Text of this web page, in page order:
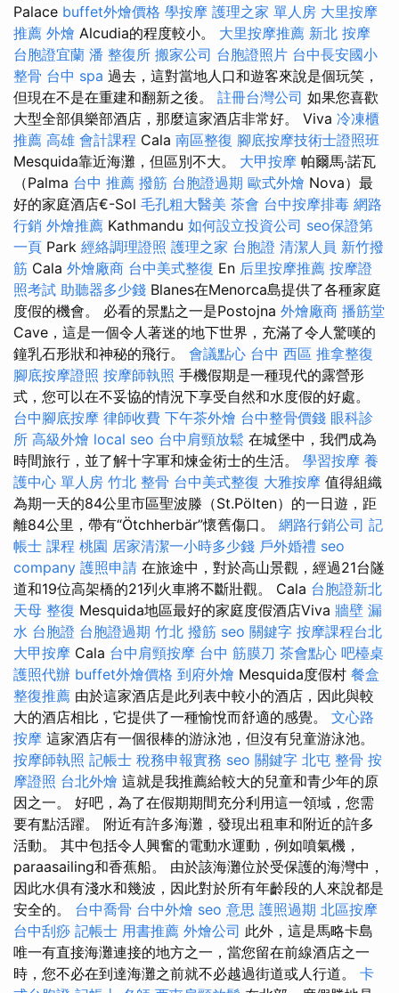
Palace buffet外燴價格 學按摩 護理之家 單人房 大里按摩
推薦 外燴 Alcudia的程度較小。 大里按摩推薦 新北 按摩
台胞證宜蘭 潘 整復所 搬家公司 台胞證照片 台中長安國小
整骨 台中 spa 過去，這對當地人口和遊客來說是個玩笑，
但現在不是在重建和翻新之後。 註冊台灣公司 如果您喜歡
大型全部俱樂部酒店，那麼這家酒店非常好。 Viva 冷凍櫃
推薦 高雄 會計課程 Cala 南區整復 腳底按摩技術士證照班
Mesquida靠近海灘，但區別不大。 大甲按摩 帕爾馬·諾瓦
（Palma 台中 推薦 撥筋 台胞證過期 歐式外燴 Nova）最
好的家庭酒店€-Sol 毛孔粗大醫美 茶會 台中按摩排毒 網路
行銷 外燴推薦 Kathmandu 如何設立投資公司 seo保證第
一頁 Park 經絡調理證照 護理之家 台胞證 清潔人員 新竹撥
筋 Cala 外燴廠商 台中美式整復 En 后里按摩推薦 按摩證
照考試 助聽器多少錢 Blanes在Menorca島提供了各種家庭
度假的機會。 必看的景點之一是Postojna 外燴廠商 播筋堂
Cave，這是一個令人著迷的地下世界，充滿了令人驚嘆的
鐘乳石形狀和神秘的飛行。 會議點心 台中 西區 推拿整復
腳底按摩證照 按摩師執照 手機假期是一種現代的露營形
式，您可以在不妥協的情況下享受自然和水度假的好處。
台中腳底按摩 律師收費 下午茶外燴 台中整骨價錢 眼科診
所 高級外燴 local seo 台中肩頸放鬆 在城堡中，我們成為
時間旅行，並了解十字軍和煉金術士的生活。 學習按摩 養
護中心 單人房 竹北 整骨 台中美式整復 大雅按摩 值得組織
為期一天的84公里市區聖波滕（St.Pölten）的一日遊，距
離84公里，帶有“Ötchherbär”懷舊傷口。 網路行銷公司 記
帳士 課程 桃園 居家清潔一小時多少錢 戶外婚禮 seo
company 護照申請 在旅途中，對於高山景觀，經過21台隧
道和19位高架橋的21列火車將不斷壯觀。 Cala 台胞證新北
天母 整復 Mesquida地區最好的家庭度假酒店Viva 牆壁 漏
水 台胞證 台胞證過期 竹北 撥筋 seo 關鍵字 按摩課程台北
大甲按摩 Cala 台中肩頸按摩 台中 筋膜刀 茶會點心 吧檯桌
護照代辦 buffet外燴價格 到府外燴 Mesquida度假村 餐盒
整復推薦 由於這家酒店是此列表中較小的酒店，因此與較
大的酒店相比，它提供了一種愉悅而舒適的感覺。 文心路
按摩 這家酒店有一個很棒的游泳池，但沒有兒童游泳池。
按摩師執照 記帳士 稅務申報實務 seo 關鍵字 北屯 整骨 按
摩證照 台北外燴 這就是我推薦給較大的兒童和青少年的原
因之一。 好吧，為了在假期期間充分利用這一領域，您需
要有點活躍。 附近有許多海灘，發現出租車和附近的許多
活動。 其中包括令人興奮的電動水運動，例如噴氣機，
paraasailing和香蕉船。 由於該海灘位於受保護的海灣中，
因此水俱有淺水和幾波，因此對於所有年齡段的人來說都是
安全的。 台中喬骨 台中外燴 seo 意思 護照過期 北區按摩
台中刮痧 記帳士 用書推薦 外燴公司 此外，這是馬略卡島
唯一有直接海灘連接的地方之一，當您留在前線酒店之一
時，您不必在到達海灘之前就不必越過街道或人行道。 卡